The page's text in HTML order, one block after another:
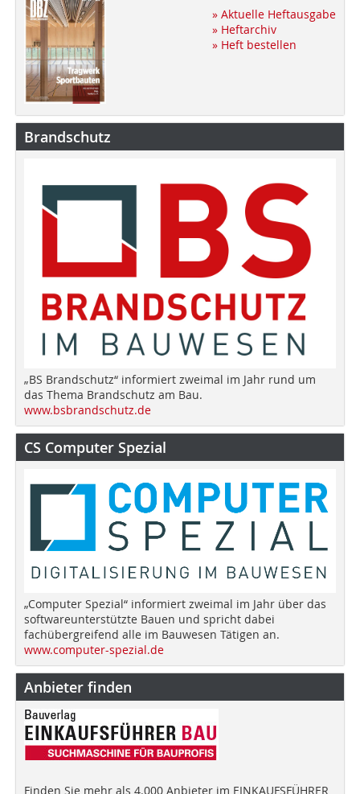
» Aktuelle Heftausgabe
» Heftarchiv
» Heft bestellen
Brandschutz
„BS Brandschutz“ informiert zweimal im Jahr rund um
das Thema Brandschutz am Bau.
www.bsbrandschutz.de
CS Computer Spezial
„Computer Spezial“ informiert zweimal im Jahr über das
softwareunterstützte Bauen und spricht dabei
fachübergreifend alle im Bauwesen Tätigen an.
www.computer-spezial.de
Anbieter finden
Finden Sie mehr als 4.000 Anbieter im EINKAUFSFÜHRER